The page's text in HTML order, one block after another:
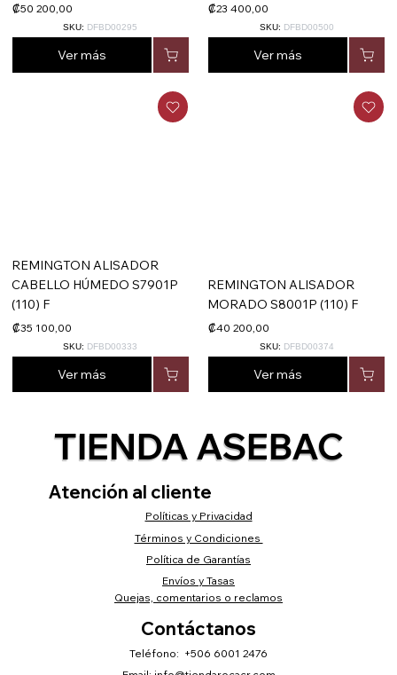
₡50 200,00
Ver más
SKU: DFBD00295
₡23 400,00
Ver más
SKU: DFBD00500
REMINGTON ALISADOR
CABELLO HÚMEDO S7901P
(110) F
₡35 100,00
Ver más
SKU: DFBD00333
REMINGTON ALISADOR
MORADO S8001P (110) F
₡40 200,00
Ver más
SKU: DFBD00374
TIENDA ASEBAC
Atención al cliente
Políticas y Privacidad
Términos y Condiciones
Envíos y Tasas
Política de Garantías
Quejas, comentarios o reclamos
Contáctanos
Teléfono: +506 6001 2476